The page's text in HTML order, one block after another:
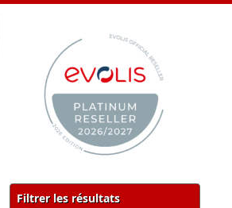
Filtrer les résultats